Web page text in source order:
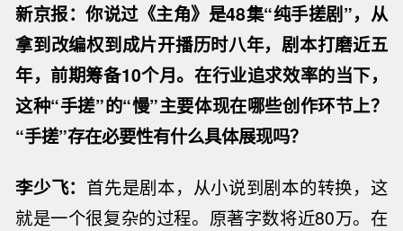
新京报：你说过《主角》是48集“纯手搓剧”，从
拿到改编权到成片开播历时八年，剧本打磨近五
年，前期筹备10个月。在行业追求效率的当下，
这种“手搓”的“慢”主要体现在哪些创作环节上？
“手搓”存在必要性有什么具体展现吗？
李少飞： 首先是剧本，从小说到剧本的转换，这
就是一个很复杂的过程。原著字数将近80万。在